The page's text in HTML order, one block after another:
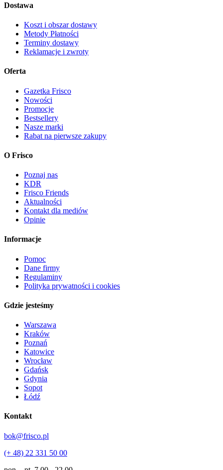
Dostawa
Koszt i obszar dostawy
Metody Płatności
Terminy dostawy
Reklamacje i zwroty
Oferta
Gazetka Frisco
Nowości
Promocje
Bestsellery
Nasze marki
Rabat na pierwsze zakupy
O Frisco
Poznaj nas
KDR
Frisco Friends
Aktualności
Kontakt dla mediów
Opinie
Informacje
Pomoc
Dane firmy
Regulaminy
Polityka prywatności i cookies
Gdzie jesteśmy
Warszawa
Kraków
Poznań
Katowice
Wrocław
Gdańsk
Gdynia
Sopot
Łódź
Kontakt
bok@frisco.pl
(+ 48) 22 331 50 00